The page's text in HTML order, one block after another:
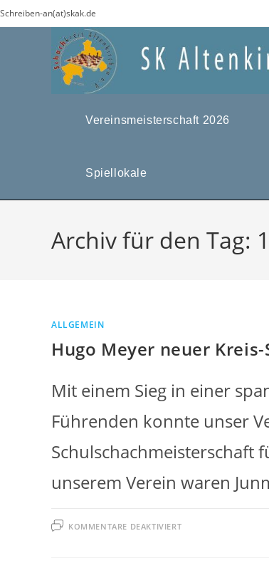
Zum
Inhalt
Schreiben-an(at)skak.de
Vereinsmeisterschaft 2026
Spiellokale
Archiv für den Tag:
ALLGEMEIN
Hugo Meyer neuer
Mit einem Sieg in einer
Führenden konnte unser
Schulschachmeisterschaft
unserem Verein waren
KOMMENTARE DEAKTIVIERTFÜR